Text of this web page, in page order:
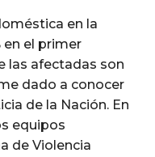
en la
el primer
las afectadas son
dado a conocer
de la Nación. En
equipos
de Violencia